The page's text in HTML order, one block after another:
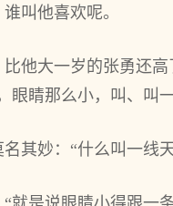
叫他喜欢呢。
他大一岁的张勇还
眼睛那么小，叫、叫
其妙：“什么叫一线